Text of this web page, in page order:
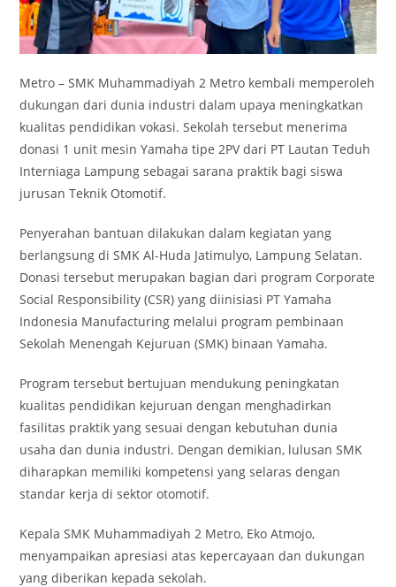
Metro – SMK Muhammadiyah 2 Metro kembali memperoleh
dukungan dari dunia industri dalam upaya meningkatkan
kualitas pendidikan vokasi. Sekolah tersebut menerima
donasi 1 unit mesin Yamaha tipe 2PV dari PT Lautan Teduh
Interniaga Lampung sebagai sarana praktik bagi siswa
jurusan Teknik Otomotif.
Penyerahan bantuan dilakukan dalam kegiatan yang
berlangsung di SMK Al-Huda Jatimulyo, Lampung Selatan.
Donasi tersebut merupakan bagian dari program Corporate
Social Responsibility (CSR) yang diinisiasi PT Yamaha
Indonesia Manufacturing melalui program pembinaan
Sekolah Menengah Kejuruan (SMK) binaan Yamaha.
Program tersebut bertujuan mendukung peningkatan
kualitas pendidikan kejuruan dengan menghadirkan
fasilitas praktik yang sesuai dengan kebutuhan dunia
usaha dan dunia industri. Dengan demikian, lulusan SMK
diharapkan memiliki kompetensi yang selaras dengan
standar kerja di sektor otomotif.
Kepala SMK Muhammadiyah 2 Metro, Eko Atmojo,
menyampaikan apresiasi atas kepercayaan dan dukungan
yang diberikan kepada sekolah.